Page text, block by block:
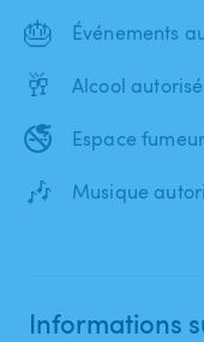
🎂 Événements
🥂 Alcool autorisé
🚭 Espace fumeur
🎶 Musique
Informations